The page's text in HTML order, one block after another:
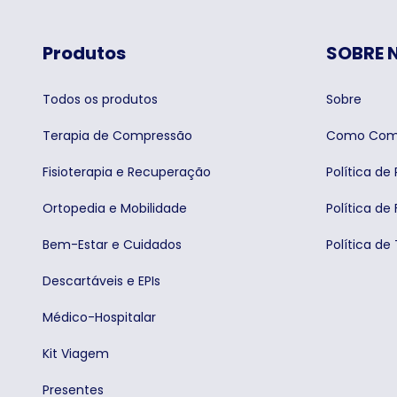
Produtos
Todos os produtos
Terapia de Compressão
Fisioterapia e Recuperação
Ortopedia e Mobilidade
Bem-Estar e Cuidados
Descartáveis e EPIs
Médico-Hospitalar
Kit Viagem
Presentes
SOBRE
Sobre
Como
Política de
Política de
Política de